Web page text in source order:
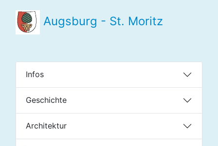
Augsburg - St. Moritz
Infos
Geschichte
Architektur